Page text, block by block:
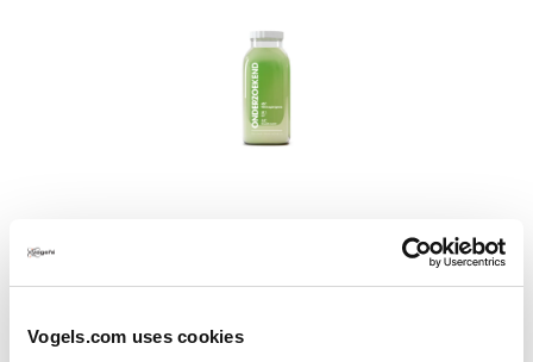
Vogels.com uses cookies